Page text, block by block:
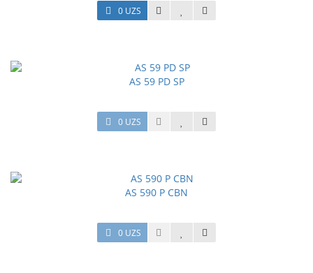
0 UZS
AS 59 PD SP
0 UZS
AS 590 P CBN
0 UZS